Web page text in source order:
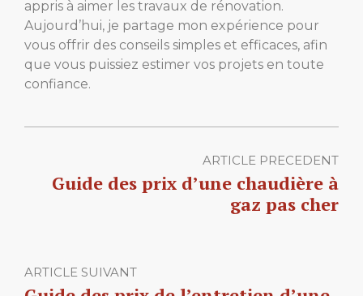
appris à aimer les travaux de rénovation.
Aujourd’hui, je partage mon expérience pour
vous offrir des conseils simples et efficaces, afin
que vous puissiez estimer vos projets en toute
confiance.
ARTICLE PRECEDENT
Guide des prix d’une chaudière à
gaz pas cher
ARTICLE SUIVANT